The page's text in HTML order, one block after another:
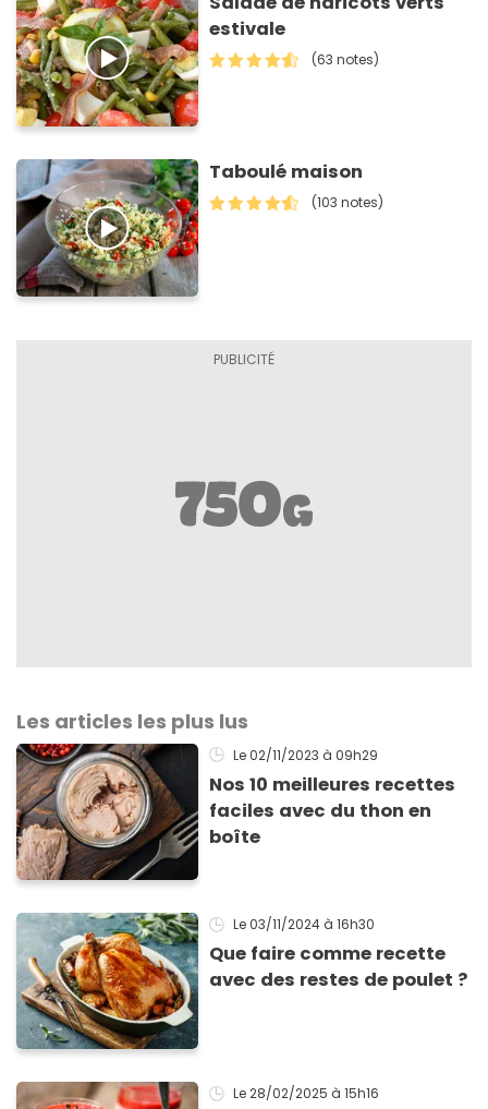
estivale
(63 notes)
Taboulé maison
(103 notes)
Les articles les plus lus
Le 02/11/2023 à 09h29
Nos 10 meilleures recettes
faciles avec du thon en
boîte
Le 03/11/2024 à 16h30
Que faire comme recette
avec des restes de poulet ?
Le 28/02/2025 à 15h16